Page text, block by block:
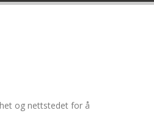
og nettstedet for å